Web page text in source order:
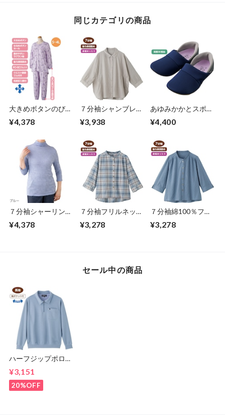
同じカテゴリの商品
大きめボタンのびの
びストレッチパジャ
マ Ｓサイズ～LLサ
¥4,378
７分袖シャンブレー
ブラウス（婦人）
¥3,938
あゆみかかとスポッ
と
¥4,400
７分袖シャーリング
Ｔシャツ（婦人）
¥4,378
７分袖フリルネック
ブラウス（婦人）
¥3,278
７分袖綿100％フリ
ルネックブラウス
（婦人）
¥3,278
セール中の商品
ハーフジップポロ衿
¥3,151
20%OFF